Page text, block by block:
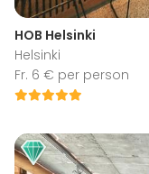
HOB Helsinki
Helsinki
Fr. 6 € per person